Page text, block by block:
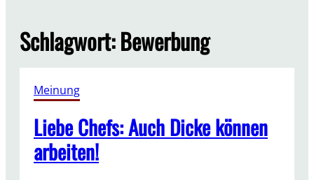
Schlagwort:Bewerbung
Meinung
Liebe Chefs: Auch Dicke können
arbeiten!